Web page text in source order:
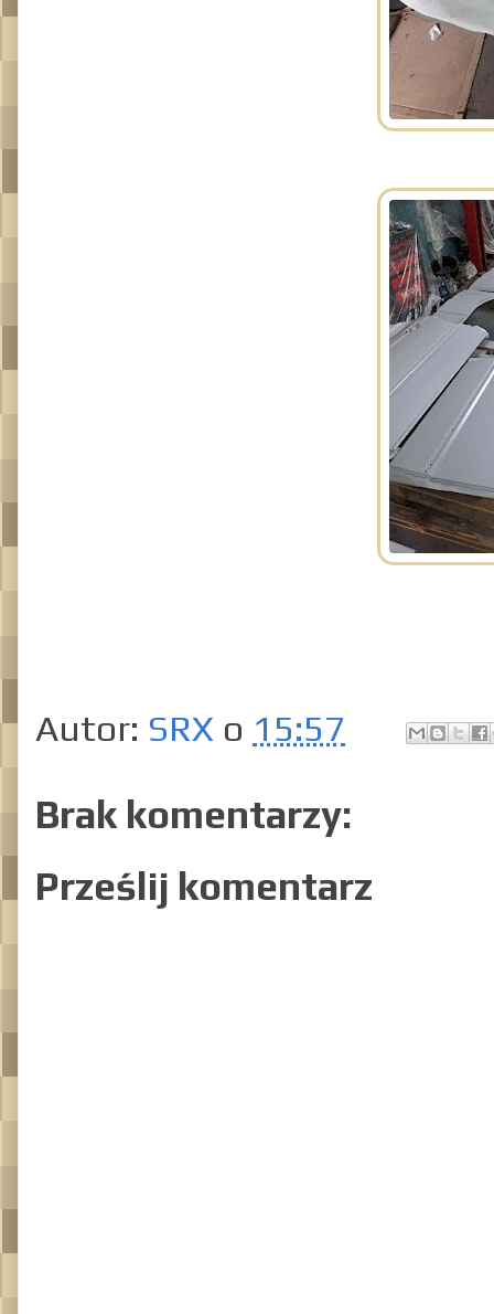
Autor: SRX o 15:57
Brak komentarzy:
Prześlij komentarz